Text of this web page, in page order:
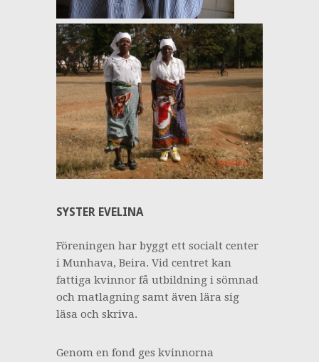
SYSTER EVELINA
Föreningen har byggt ett socialt center
i Munhava, Beira. Vid centret kan
fattiga kvinnor få utbildning i sömnad
och matlagning samt även lära sig
läsa och skriva.
Genom en fond ges kvinnorna